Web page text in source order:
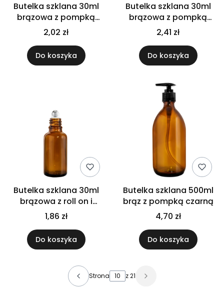
Butelka szklana 30ml
brązowa z pompką
dozownikiem
2,02 zł
Do koszyka
Butelka szklana 30ml
brązowa z pompką
złoto czarną do kremu
oleju
2,41 zł
Do koszyka
Butelka szklana 30ml
brązowa z roll on i
nakrętką
1,86 zł
Do koszyka
Butelka szklana 500ml
brąz z pompką czarną
4,70 zł
Do koszyka
Strona z 21